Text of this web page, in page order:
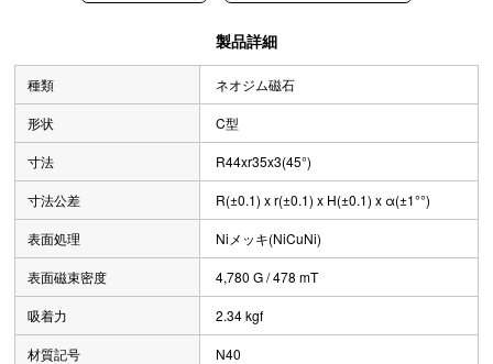
製品詳細
種類 ネオジム磁石
形状 C型
寸法 R44xr35x3(45°)
寸法公差 R(±0.1) x r(±0.1) x H(±0.1) x α(±1°°)
表面処理 Niメッキ(NiCuNi)
表面磁束密度 4,780 G / 478 mT
吸着力 2.34 kgf
材質記号 N40